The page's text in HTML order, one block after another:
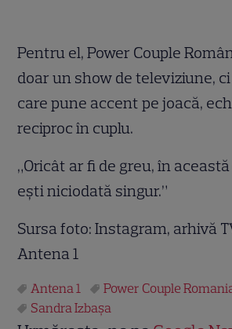
Pentru el, Power Couple
doar un show de televiziune,
care pune accent pe joacă,
reciproc în cuplu.
„Oricât ar fi de greu, în
ești niciodată singur.”
Sursa foto: Instagram, arhivă
Antena 1
Antena 1
Power Couple
Sandra Izbaşa